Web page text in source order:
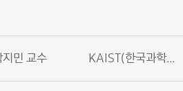
지민 교수 KAIST(한국과학기술원) 생명화학공학과